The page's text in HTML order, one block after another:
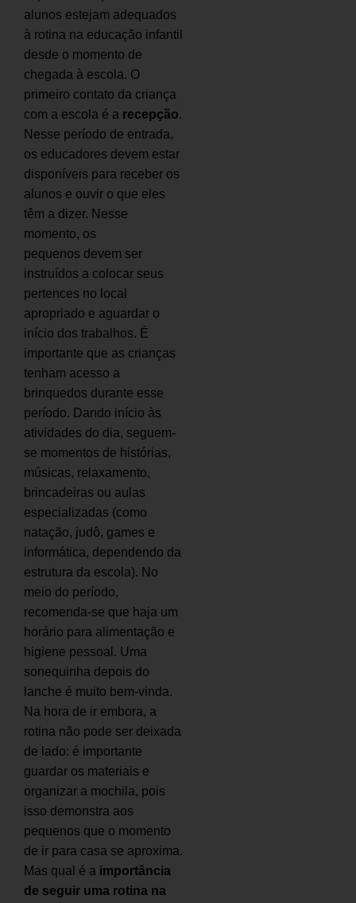
alunos estejam adequados
à rotina na educação infantil
desde o momento de
chegada à escola. O
primeiro contato da criança
com a escola é a recepção.
Nesse período de entrada,
os educadores devem estar
disponíveis para receber os
alunos e ouvir o que eles
têm a dizer. Nesse
momento, os
pequenos devem ser
instruídos a colocar seus
pertences no local
apropriado e aguardar o
início dos trabalhos. É
importante que as crianças
tenham acesso a
brinquedos durante esse
período. Dando início às
atividades do dia, seguem-
se momentos de histórias,
músicas, relaxamento,
brincadeiras ou aulas
especializadas (como
natação, judô, games e
informática, dependendo da
estrutura da escola). No
meio do período,
recomenda-se que haja um
horário para alimentação e
higiene pessoal. Uma
sonequinha depois do
lanche é muito bem-vinda.
Na hora de ir embora, a
rotina não pode ser deixada
de lado: é importante
guardar os materiais e
organizar a mochila, pois
isso demonstra aos
pequenos que o momento
de ir para casa se aproxima.
Mas qual é a importância
de seguir uma rotina na